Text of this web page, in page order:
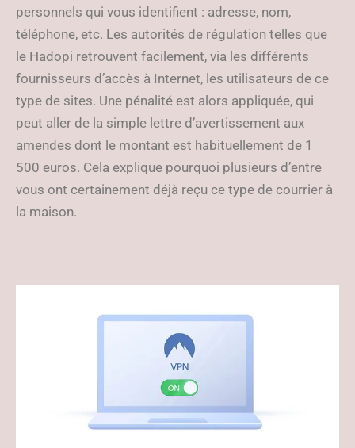
personnels qui vous identifient : adresse, nom,
téléphone, etc. Les autorités de régulation telles que
le Hadopi retrouvent facilement, via les différents
fournisseurs d’accès à Internet, les utilisateurs de ce
type de sites. Une pénalité est alors appliquée, qui
peut aller de la simple lettre d’avertissement aux
amendes dont le montant est habituellement de 1
500 euros. Cela explique pourquoi plusieurs d’entre
vous ont certainement déjà reçu ce type de courrier à
la maison.